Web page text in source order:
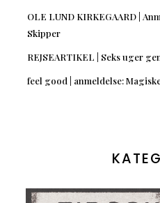
OLE LUND KIRKEGAARD |
Skipper
REJSEARTIKEL | Seks uger
feel good | anmeldelse: